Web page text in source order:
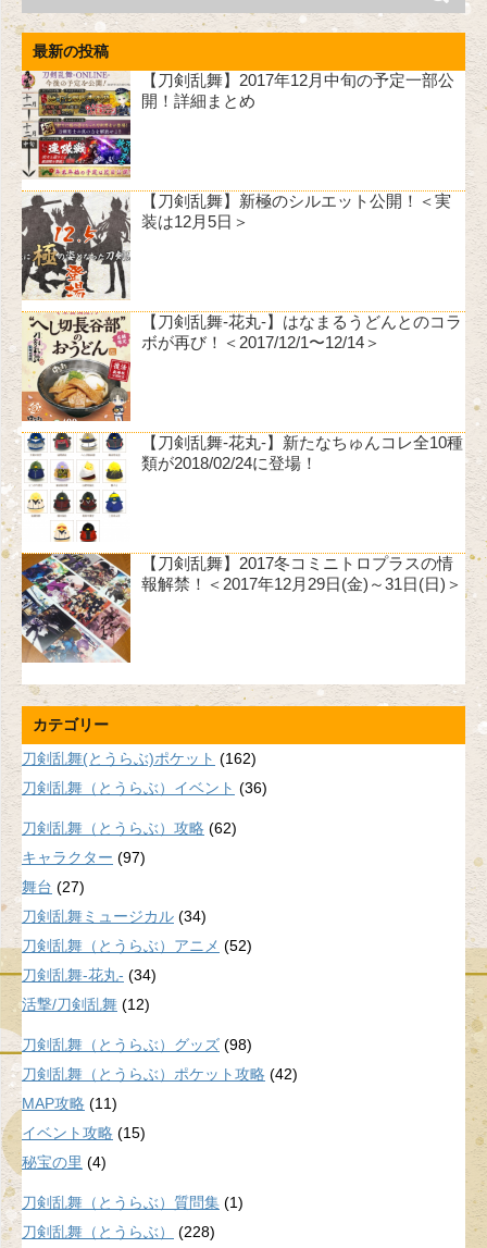
最新の投稿
【刀剣乱舞】2017年12月中旬の予定一部公
開！詳細まとめ
【刀剣乱舞】新極のシルエット公開！＜実
装は12月5日＞
【刀剣乱舞-花丸-】はなまるうどんとのコラ
ボが再び！＜2017/12/1〜12/14＞
【刀剣乱舞-花丸-】新たなちゅんコレ全10種
類が2018/02/24に登場！
【刀剣乱舞】2017冬コミニトロプラスの情
報解禁！＜2017年12月29日(金)～31日(日)＞
カテゴリー
刀剣乱舞(とうらぶ)ポケット (162)
刀剣乱舞（とうらぶ）イベント (36)
刀剣乱舞（とうらぶ）攻略 (62)
キャラクター (97)
舞台 (27)
刀剣乱舞ミュージカル (34)
刀剣乱舞（とうらぶ）アニメ (52)
刀剣乱舞-花丸- (34)
活撃/刀剣乱舞 (12)
刀剣乱舞（とうらぶ）グッズ (98)
刀剣乱舞（とうらぶ）ポケット攻略 (42)
MAP攻略 (11)
イベント攻略 (15)
秘宝の里 (4)
刀剣乱舞（とうらぶ）質問集 (1)
刀剣乱舞（とうらぶ）
(228)